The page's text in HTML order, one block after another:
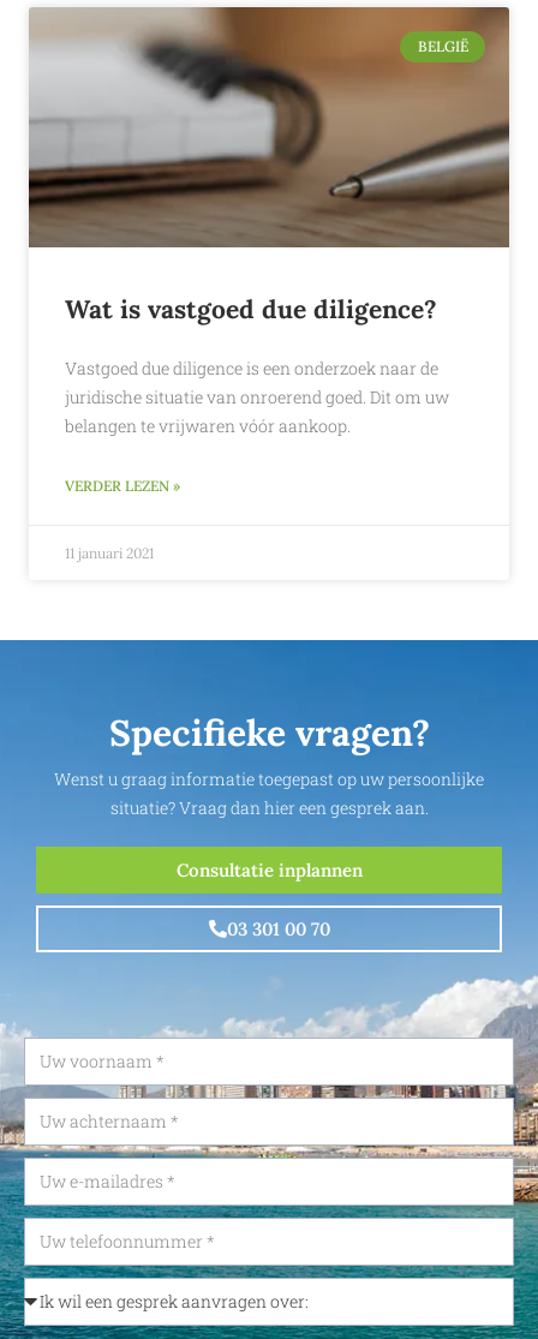
BELGIË
Wat is vastgoed due diligence?
Vastgoed due diligence is een onderzoek naar de
juridische situatie van onroerend goed. Dit om uw
belangen te vrijwaren vóór aankoop.
VERDER LEZEN »
11 januari 2021
Specifieke vragen?
Wenst u graag informatie toegepast op uw persoonlijke
situatie? Vraag dan hier een gesprek aan.
Consultatie inplannen
03 301 00 70